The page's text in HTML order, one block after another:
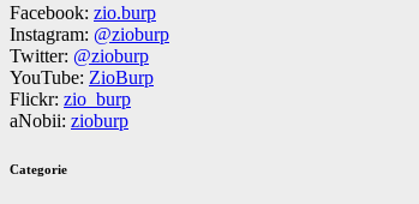
Facebook: zio.burp
Instagram: @zioburp
Twitter: @zioburp
YouTube: ZioBurp
Flickr: zio_burp
aNobii: zioburp
Categorie